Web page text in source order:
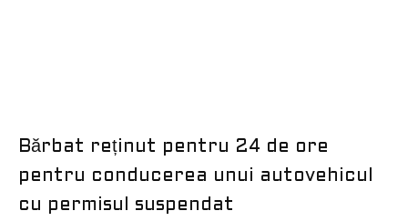
Bărbat reținut pentru 24 de ore
pentru conducerea unui autovehicul
cu permisul suspendat